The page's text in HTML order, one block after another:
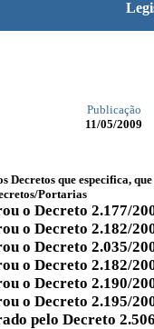
Publicação
11/05/2009
Decretos que especifica,
Portarias
o Decreto 2.177/
o Decreto 2.182/
o Decreto 2.035/
o Decreto 2.182/
o Decreto 2.190/
o Decreto 2.195/
pelo Decreto